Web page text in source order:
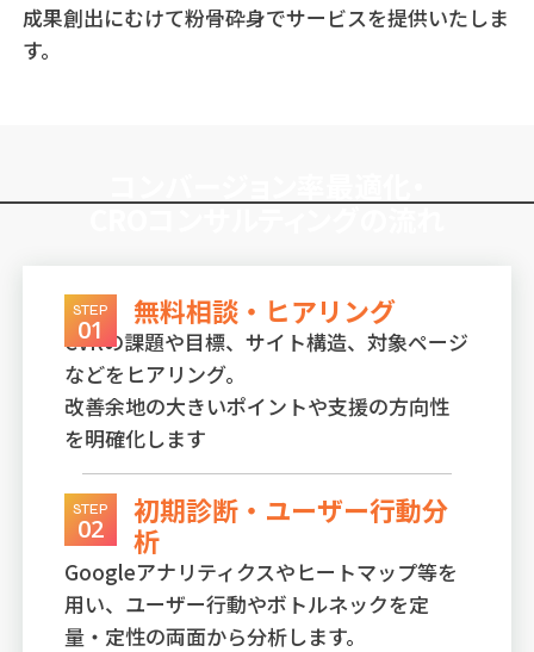
成果創出にむけて粉骨砕身でサービスを提供いたしま
す。
STEP
01
無料相談・ヒアリング
CVRの課題や目標、サイト構造、対象ページ
などをヒアリング。
改善余地の大きいポイントや支援の方向性
を明確化します
STEP
02
初期診断・ユーザー行動分
析
Googleアナリティクスやヒートマップ等を
用い、ユーザー行動やボトルネックを定
量・定性の両面から分析します。